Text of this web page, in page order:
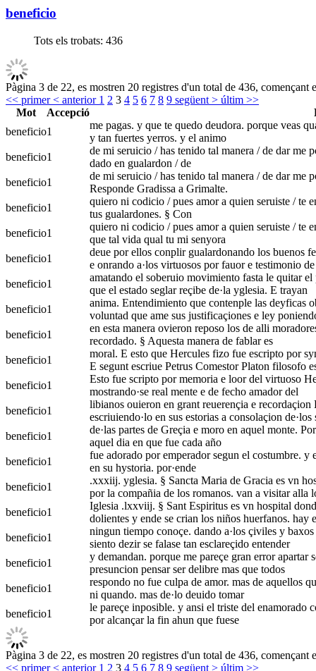
beneficio
Tots els trobats: 436
Pàgina 3 de 22, es mostren 20 registres d'un total de 436, començant
<< primer< anterior 1 2 3 4 5 6 7 8 9 següent > últim >>
Mot
Accepció
beneficio1
me pagas. y que te quedo deudora. porque veas
y tan fuertes yerros. y el animo
beneficio1
de mi seruicio / has tenido tal manera / de dar me
dado en gualardon / de
beneficio1
de mi seruicio / has tenido tal manera / de dar me
Responde Gradissa a Grimalte.
beneficio1
quiero ni codicio / pues amor a quien seruiste / te
tus gualardones. § Con
beneficio1
quiero ni codicio / pues amor a quien seruiste / te
que tal vida qual tu mi senyora
beneficio1
deue por ellos conplir gualardonando los buenos
e onrando a·los virtuosos por fauor e testimonio de
beneficio1
amatando el soberuio movimiento fasta le quitar
que el estado seglar reçibe de·la yglesia. E trayan
beneficio1
anima. Entendimiento que contenple las deyficas
voluntad que ame sus justificaçiones e ley
beneficio1
en esta manera ovieron reposo los de alli
recordado. § Aquesta manera de fablar es
beneficio1
moral. E esto que Hercules fizo fue escripto por
E segunt escriue Petrus Comestor Platon filosofo
beneficio1
Esto fue scripto por memoria e loor del virtuoso
mostrando·se real mente e de fecho amador del
beneficio1
libianos ouieron en grant reuerençia e
escriuiendo·lo en sus estorias a consolaçion de·los
beneficio1
de·las partes de Greçia e moro en aquel monte.
aquel dia en que fue cada año
beneficio1
fue adorado por emperador segun el costumbre.
en su hystoria. por·ende
beneficio1
.xxxiij. yglesia. § Sancta Maria de Gracia es vn
por la compañia de los romanos. van a visitar alla
beneficio1
Iglesia .lxxviij. § Sant Espiritus es vn hospital
dolientes y ende se crian los niños huerfanos. hay
beneficio1
ningun tiempo conoçe. dando a·los çiviles y
siento dezir se falase tan esclareçido entender
beneficio1
y demandan. porque me pareçe gran error apartar
presuncion pensar ser delibre mas que todos
beneficio1
respondo no fue culpa de amor. mas de aquellos
ni quando. mas de·lo deuido tomar
beneficio1
le pareçe inposible. y ansi el triste del enamorado
por alcançar la fin ahun que fuese
Pàgina 3 de 22, es mostren 20 registres d'un total de 436, començant
<< primer< anterior 1 2 3 4 5 6 7 8 9 següent > últim >>